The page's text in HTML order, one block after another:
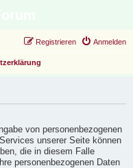
Anmelden
Registrieren
von personenbezogenen
unserer Seite können
die in diesem Falle
personenbezogenen Daten